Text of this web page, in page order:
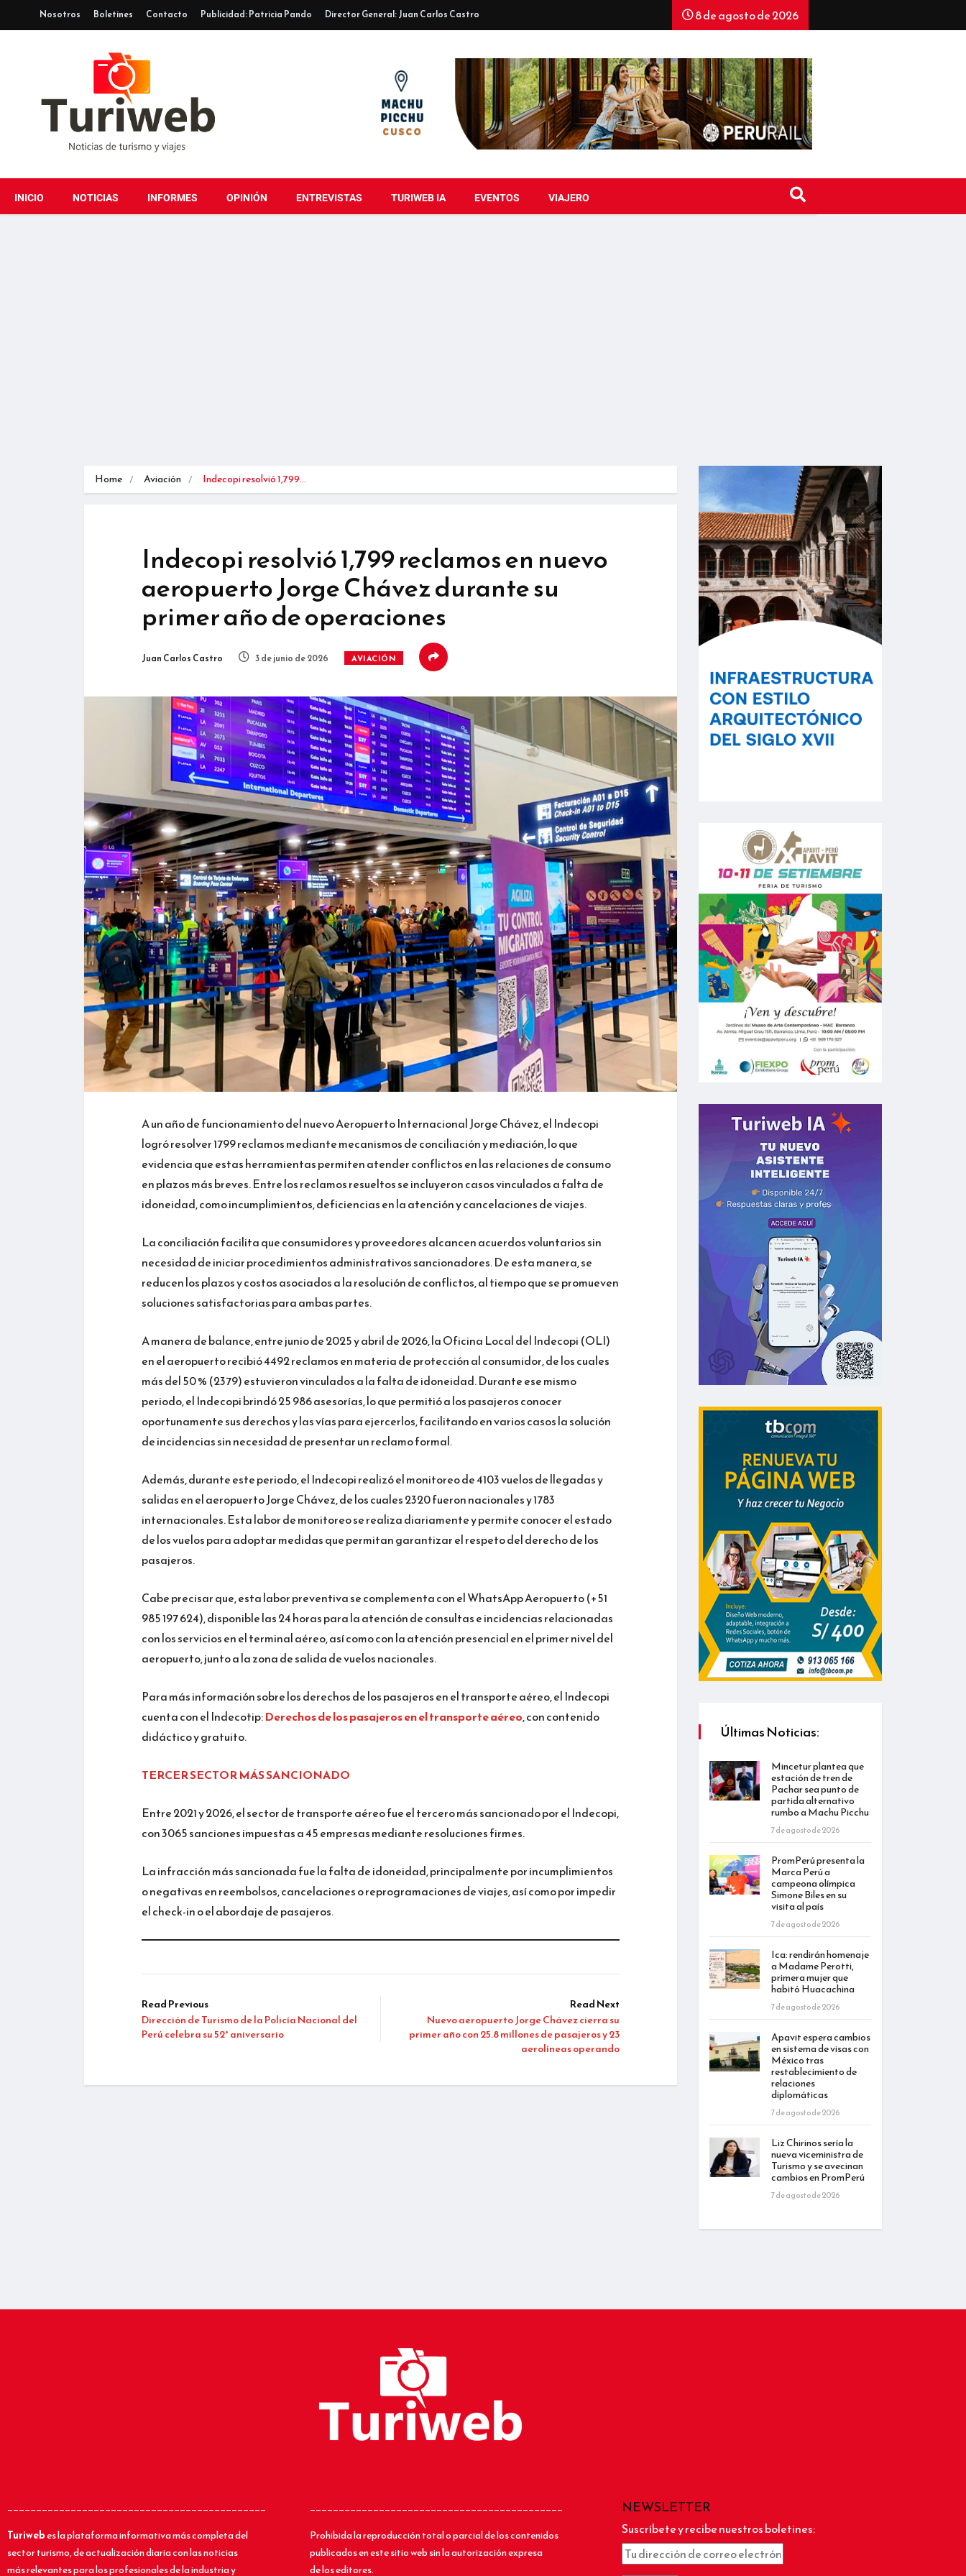
Nosotros Boletines Contacto Publicidad: Patricia Pando Director General: Juan Carlos Castro 8 de agosto de 2026
INICIO NOTICIAS INFORMES OPINIÓN ENTREVISTAS TURIWEB IA EVENTOS VIAJERO
Home Aviación Indecopi resolvió 1,799…
Indecopi resolvió 1,799 reclamos en nuevo
aeropuerto Jorge Chávez durante su
primer año de operaciones
Juan Carlos Castro 3 de junio de 2026 AVIACIÓN
A un año de funcionamiento del nuevo Aeropuerto Internacional Jorge Chávez, el Indecopi
logró resolver 1799 reclamos mediante mecanismos de conciliación y mediación, lo que
evidencia que estas herramientas permiten atender conflictos en las relaciones de consumo
en plazos más breves. Entre los reclamos resueltos se incluyeron casos vinculados a falta de
idoneidad, como incumplimientos, deficiencias en la atención y cancelaciones de viajes.
La conciliación facilita que consumidores y proveedores alcancen acuerdos voluntarios sin
necesidad de iniciar procedimientos administrativos sancionadores. De esta manera, se
reducen los plazos y costos asociados a la resolución de conflictos, al tiempo que se promueven
soluciones satisfactorias para ambas partes.
A manera de balance, entre junio de 2025 y abril de 2026, la Oficina Local del Indecopi (OLI)
en el aeropuerto recibió 4492 reclamos en materia de protección al consumidor, de los cuales
más del 50 % (2379) estuvieron vinculados a la falta de idoneidad. Durante ese mismo
periodo, el Indecopi brindó 25 986 asesorías, lo que permitió a los pasajeros conocer
oportunamente sus derechos y las vías para ejercerlos, facilitando en varios casos la solución
de incidencias sin necesidad de presentar un reclamo formal.
Además, durante este periodo, el Indecopi realizó el monitoreo de 4103 vuelos de llegadas y
salidas en el aeropuerto Jorge Chávez, de los cuales 2320 fueron nacionales y 1783
internacionales. Esta labor de monitoreo se realiza diariamente y permite conocer el estado
de los vuelos para adoptar medidas que permitan garantizar el respeto del derecho de los
pasajeros.
Cabe precisar que, esta labor preventiva se complementa con el WhatsApp Aeropuerto (+51
985 197 624), disponible las 24 horas para la atención de consultas e incidencias relacionadas
con los servicios en el terminal aéreo, así como con la atención presencial en el primer nivel del
aeropuerto, junto a la zona de salida de vuelos nacionales.
Para más información sobre los derechos de los pasajeros en el transporte aéreo, el Indecopi
cuenta con el Indecotip:Derechos de los pasajeros en el transporte aéreo, con contenido
didáctico y gratuito.
TERCER SECTOR MÁS SANCIONADO
Entre 2021 y 2026, el sector de transporte aéreo fue el tercero más sancionado por el Indecopi,
con 3065 sanciones impuestas a 45 empresas mediante resoluciones firmes.
La infracción más sancionada fue la falta de idoneidad, principalmente por incumplimientos
o negativas en reembolsos, cancelaciones o reprogramaciones de viajes, así como por impedir
el check-in o el abordaje de pasajeros.
Read Previous
Dirección de Turismo de la Policía Nacional del
Perú celebra su 52° aniversario
Read Next
Nuevo aeropuerto Jorge Chávez cierra su
primer año con 25.8 millones de pasajeros y 23
aerolíneas operando
Últimas Noticias:
Mincetur plantea que
estación de tren de
Pachar sea punto de
partida alternativo
rumbo a Machu Picchu
7 de agosto de 2026
PromPerú presenta la
Marca Perú a
campeona olímpica
Simone Biles en su
visita al país
7 de agosto de 2026
Ica: rendirán homenaje
a Madame Perotti,
primera mujer que
habitó Huacachina
7 de agosto de 2026
Apavit espera cambios
en sistema de visas con
México tras
restablecimiento de
relaciones
diplomáticas
7 de agosto de 2026
Liz Chirinos sería la
nueva viceministra de
Turismo y se avecinan
cambios en PromPerú
7 de agosto de 2026
_____________________________________________
Turiwebes la plataforma informativa más completa del
sector turismo, de actualización diaria con las noticias
más relevantes para los profesionales de la industria y
____________________________________________
Prohibida la reproducción total o parcial de los contenidos
publicados en este sitio web sin la autorización expresa
de los editores.
NEWSLETTER
Suscríbete y recibe nuestros boletines: